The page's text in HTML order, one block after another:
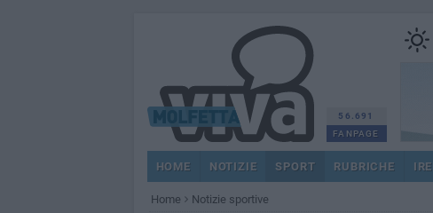
56.691
FANPAGE
HOME NOTIZIE SPORT RUBRICHE
Home Notizie sportive